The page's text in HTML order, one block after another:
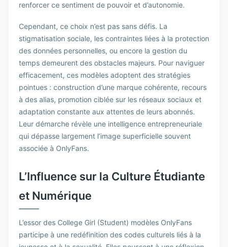
renforcer ce sentiment de pouvoir et d’autonomie.
Cependant, ce choix n’est pas sans défis. La
stigmatisation sociale, les contraintes liées à la protection
des données personnelles, ou encore la gestion du
temps demeurent des obstacles majeurs. Pour naviguer
efficacement, ces modèles adoptent des stratégies
pointues : construction d’une marque cohérente, recours
à des alias, promotion ciblée sur les réseaux sociaux et
adaptation constante aux attentes de leurs abonnés.
Leur démarche révèle une intelligence entrepreneuriale
qui dépasse largement l’image superficielle souvent
associée à OnlyFans.
L’Influence sur la Culture Étudiante
et Numérique
L’essor des College Girl (Student) modèles OnlyFans
participe à une redéfinition des codes culturels liés à la